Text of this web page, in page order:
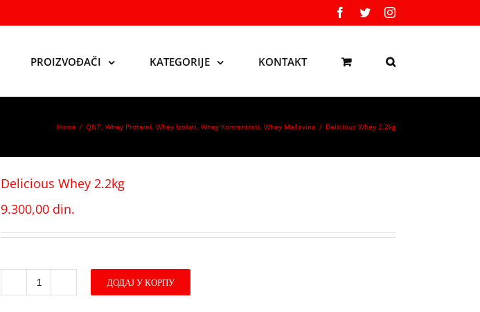
Facebook
TwitterInstagram
PROIZVOĐAČI KATEGORIJE KONTAKT
Home / QNT, Whey Proteini, Whey Izolati, Whey Koncentrati, Whey Mešavina / Delicious Whey 2.2kg
Delicious Whey 2.2kg
9.300,00 din.
Delicious
ДОДАЈ У КОРПУ